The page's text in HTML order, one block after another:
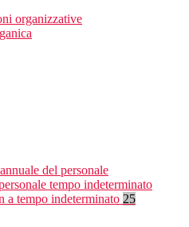
organizzative
del personale
tempo indeterminato
a tempo indeterminato 25